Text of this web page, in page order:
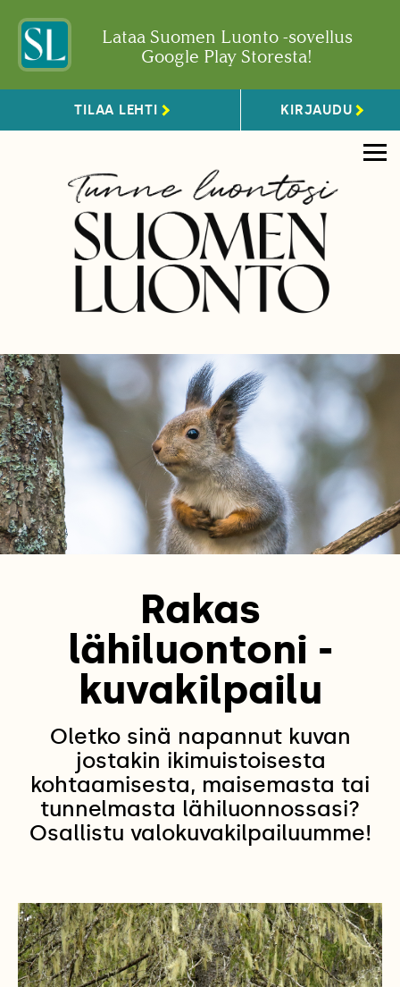
Lataa Suomen Luonto -sovellus
Google Play Storesta!
TILAA LEHTI KIRJAUDU
Rakas
lähiluontoni -
kuvakilpailu
Oletko sinä napannut kuvan
jostakin ikimuistoisesta
kohtaamisesta, maisemasta tai
tunnelmasta lähiluonnossasi?
Osallistu valokuvakilpailuumme!